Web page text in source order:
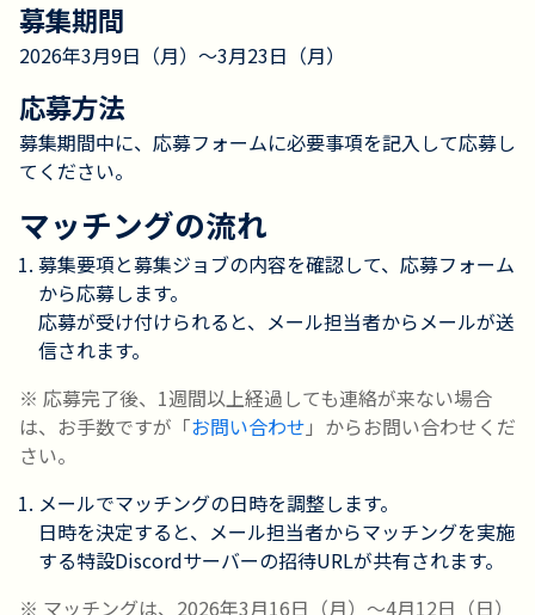
募集期間
2026年3月9日（月）〜3月23日（月）
応募方法
募集期間中に、応募フォームに必要事項を記入して応募し
てください。
マッチングの流れ
募集要項と募集ジョブの内容を確認して、応募フォーム
から応募します。
応募が受け付けられると、メール担当者からメールが送
信されます。
※ 応募完了後、1週間以上経過しても連絡が来ない場合
は、お手数ですが「お問い合わせ 」からお問い合わせくだ
さい。
メールでマッチングの日時を調整します。
日時を決定すると、メール担当者からマッチングを実施
する特設Discordサーバーの招待URLが共有されます。
※ マッチングは、2026年3月16日（月）〜4月12日（日）